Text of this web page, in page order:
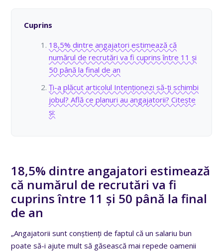
Cuprins
18,5% dintre angajatori estimează că
numărul de recrutări va fi cuprins între 11 și
50 până la final de an
Ți-a plăcut articolul Intenționezi să-ți schimbi
jobul? Află ce planuri au angajatorii? Citește
și:
18,5% dintre angajatori estimează
că numărul de recrutări va fi
cuprins între 11 și 50 până la final
de an
„Angajatorii sunt conștienți de faptul că un salariu bun
poate să-i ajute mult să găsească mai repede oamenii